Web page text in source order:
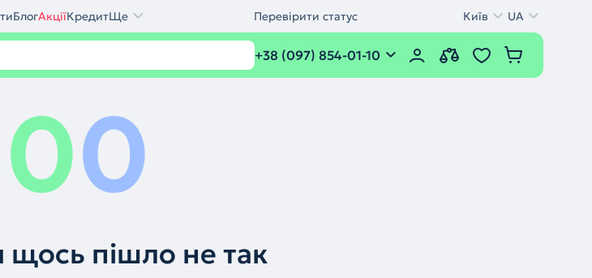
БлогАкціїКредитЩе Перевірити статус Київ UA
+38 (097) 854-01-10
00
щось пішло не так